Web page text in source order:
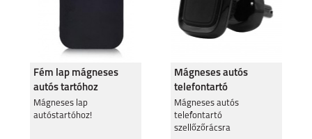
Fém lap mágneses
autós tartóhoz
Mágneses lap
autóstartóhoz!
Mágneses autós
telefontartó
szellőzőrácsra
Mágneses autós
telefontartó
szellőzőrácsra